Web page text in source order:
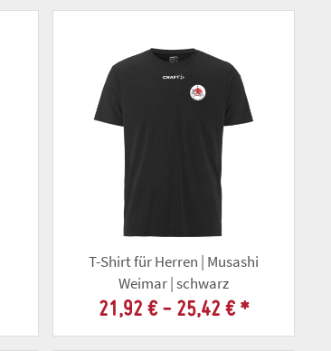
T-Shirt für Herren | Musashi
Weimar | schwarz
21,92 € - 25,42 € *